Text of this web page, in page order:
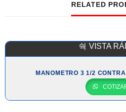
RELATED
VISTA
MANOMETRO 3 1/2